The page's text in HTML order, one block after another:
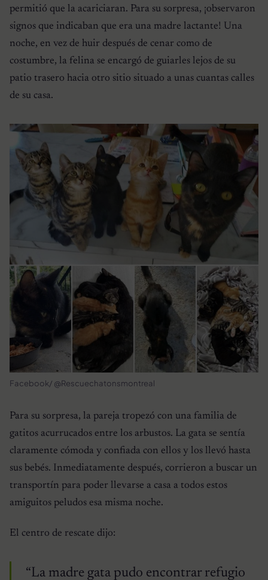
permitió que la acariciaran. Para su sorpresa, ¡observaron
signos que indicaban que era una madre lactante! Una
noche, en vez de huir después de cenar como de
costumbre, la felina se encargó de guiarles lejos de su
patio trasero hacia otro sitio situado a unas cuantas calles
de su casa.
Facebook/ @Rescuechatonsmontreal
Para su sorpresa, la pareja tropezó con una familia de
gatitos acurrucados entre los arbustos. La gata se sentía
claramente cómoda y confiada con ellos y los llevó hasta
sus bebés. Inmediatamente después, corrieron a buscar un
transportín para poder llevarse a casa a todos estos
amiguitos peludos esa misma noche.
El centro de rescate dijo:
“La madre gata pudo encontrar refugio